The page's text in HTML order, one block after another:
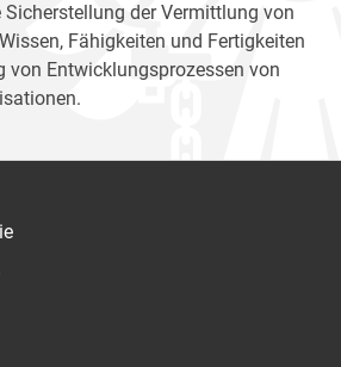
der Vermittlung von
Fähigkeiten und Fertigkeiten
von Entwicklungsprozessen von